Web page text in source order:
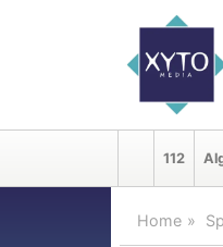
112
Home